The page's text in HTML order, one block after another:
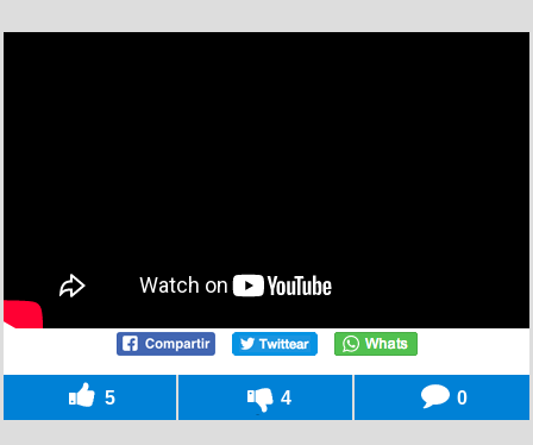
5 4 0